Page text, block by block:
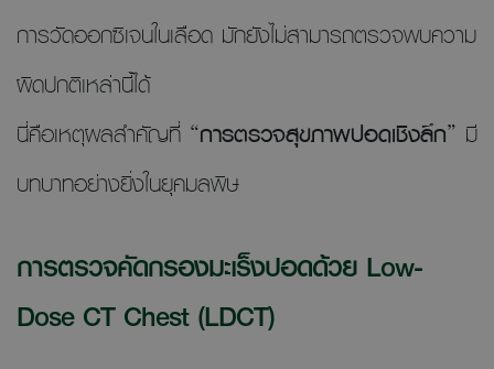
การวัดออกซิเจนในเลือด มักยังไม่สามารถตรวจพบความ
ผิดปกติเหล่านี้ได้
นี่คือเหตุผลสำคัญที่ “การตรวจสุขภาพปอดเชิงลึก” มี
บทบาทอย่างยิ่งในยุคมลพิษ
การตรวจคัดกรองมะเร็งปอดด้วย Low-
Dose CT Chest (LDCT)